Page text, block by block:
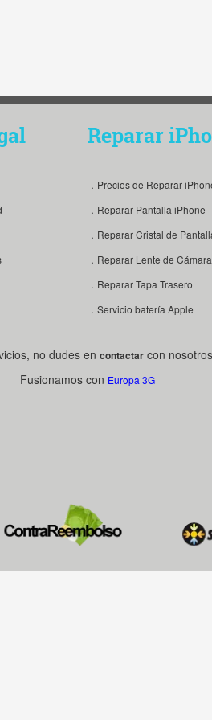
Reparar
．Precios de Reparar
．Reparar Pantalla iPhone
．Reparar Cristal de
．Reparar Lente de Cámara
．Reparar Tapa Trasero
．Servicio batería Apple
no dudes en contactarcon
Fusionamos con Europa 3G